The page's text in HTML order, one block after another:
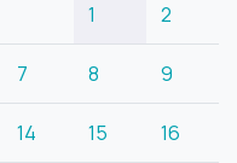
1 2
7 8 9
14 15 16